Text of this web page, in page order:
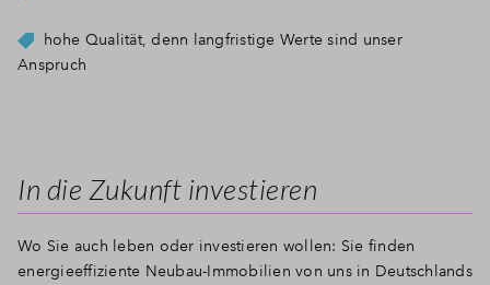
hohe Qualität, denn langfristige Werte sind unser
Anspruch
In die Zukunft investieren
Wo Sie auch leben oder investieren wollen: Sie finden
energieeffiziente Neubau-Immobilien von uns in Deutschlands